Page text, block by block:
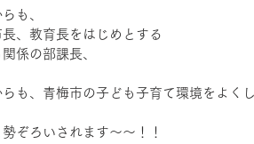
スレター
も、
長、教育長をはじめとする
係の部課長、
らも、青梅市の子ども子育て環境をよく
勢ぞろいされます〜〜！！